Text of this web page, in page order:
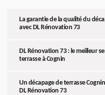
La garantie de la qualité du
avec DL Rénovation 73
DL Rénovation 73 : le meilleur
terrasse à Cognin
Un décapage de terrasse
DL Rénovation 73